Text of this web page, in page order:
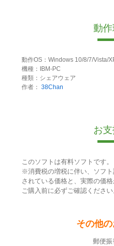
動
動作OS：Windows 10/8/7/Vista/
機種：IBM-PC
種類：シェアウェア
作者： 38Chan
お
このソフトは有料ソフトです。
※消費税の増税に伴い、ソフ
されている価格と、実際の価
ご購入前に必ずご確認ください
その他
郵便振